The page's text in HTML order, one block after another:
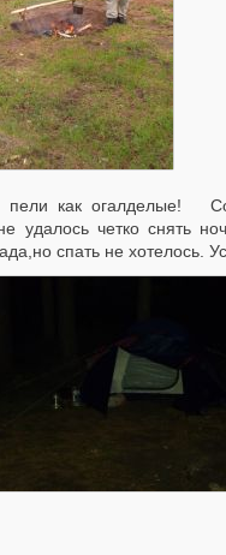
как огалделые!
удалось четко снять
спать не хотелось.